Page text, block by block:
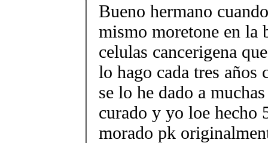
Bueno hermano
mismo moretone en la
celulas cancerigena
lo hago cada tres años
se lo he dado a
curado y yo loe hecho
morado pk